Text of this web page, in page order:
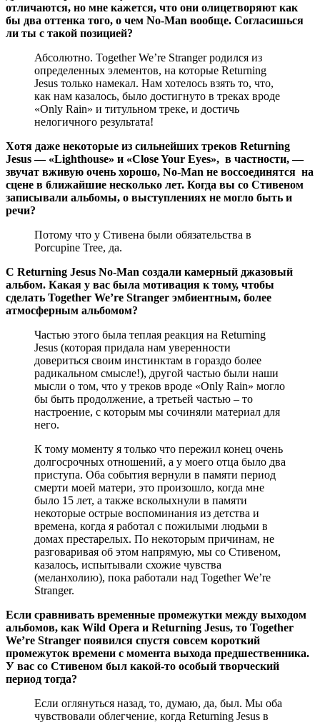
отличаются, но мне кажется, что они олицетворяют как
бы два оттенка того, о чем No-Man вообще. Согласишься
ли ты с такой позицией?
Абсолютно. Together We’re Stranger родился из
определенных элементов, на которые Returning
Jesus только намекал. Нам хотелось взять то, что,
как нам казалось, было достигнуто в треках вроде
«Only Rain» и титульном треке, и достичь
нелогичного результата!
Хотя даже некоторые из сильнейших треков Returning
Jesus — «Lighthouse» и «Close Your Eyes», в частности, —
звучат вживую очень хорошо, No-Man не воссоединятся на
сцене в ближайшие несколько лет. Когда вы со Стивеном
записывали альбомы, о выступлениях не могло быть и
речи?
Потому что у Стивена были обязательства в
Porcupine Tree, да.
С Returning Jesus No-Man создали камерный джазовый
альбом. Какая у вас была мотивация к тому, чтобы
сделать Together We’re Stranger эмбиентным, более
атмосферным альбомом?
Частью этого была теплая реакция на Returning
Jesus (которая придала нам уверенности
довериться своим инстинктам в гораздо более
радикальном смысле!), другой частью были наши
мысли о том, что у треков вроде «Only Rain» могло
бы быть продолжение, а третьей частью – то
настроение, с которым мы сочиняли материал для
него.
К тому моменту я только что пережил конец очень
долгосрочных отношений, а у моего отца было два
приступа. Оба события вернули в памяти период
смерти моей матери, это произошло, когда мне
было 15 лет, а также всколыхнули в памяти
некоторые острые воспоминания из детства и
времена, когда я работал с пожилыми людьми в
домах престарелых. По некоторым причинам, не
разговаривая об этом напрямую, мы со Стивеном,
казалось, испытывали схожие чувства
(меланхолию), пока работали над Together We’re
Stranger.
Если сравнивать временные промежутки между выходом
альбомов, как Wild Opera и Returning Jesus, то Together
We’re Stranger появился спустя совсем короткий
промежуток времени с момента выхода предшественника.
У вас со Стивеном был какой-то особый творческий
период тогда?
Если оглянуться назад, то, думаю, да, был. Мы оба
чувствовали облегчение, когда Returning Jesus в